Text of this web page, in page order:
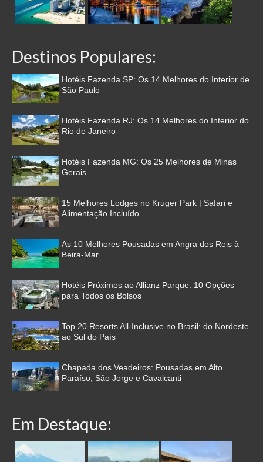
Destinos Populares:
Hotéis Fazenda SP: Os 14 Melhores do Interior de
São Paulo
Hotéis Fazenda RJ: Os 14 Melhores do Interior do
Rio de Janeiro
Hotéis Fazenda MG: Os 25 Melhores de Minas
Gerais
15 Melhores Lodges no Kruger Park | Safari e
Alimentação Incluído
As 10 Melhores Pousadas em Angra dos Reis à
Beira-Mar
Hotéis Próximos ao Allianz Parque: 10 Opções
para Todos os Bolsos
Top 20 Resorts All-Inclusive no Brasil: do Nordeste
ao Sul do País
Chapada dos Veadeiros: Pousadas em Alto
Paraíso, São Jorge e Cavalcanti
Em Destaque: